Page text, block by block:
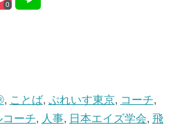
0
, ことば, ぷれいす東京, コーチ,
コーチ, 人事, 日本エイズ学会, 飛